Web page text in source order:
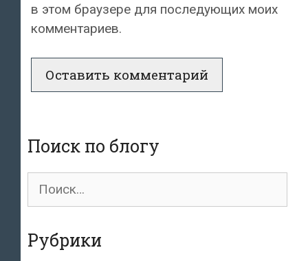
в этом браузере для последующих моих
комментариев.
Поиск по блогу
Поиск
Рубрики